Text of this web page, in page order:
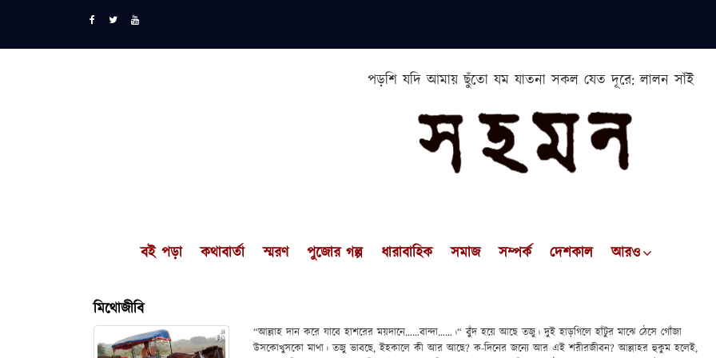
পড়শি যদি আমায় ছুঁতো যম যাতনা সকল যেত দূরে: লালন সাঁই
বই পড়া কথাবার্তা স্মরণ পুজোর গল্প ধারাবাহিক সমাজ সম্পর্ক দেশকাল আরও
মিথোজীবি
“আল্লাহ দান করে যাবে হাশরের ময়দানে……বান্দা……।“ বুঁদ হয়ে আছে তজু। দুই হাড়গিলে হাঁটুর মাঝে ঠেসে গোঁজা
উসকোখুসকো মাথা। তজু ভাবছে, ইহকালে কী আর আছে? ক-দিনের জন্যে আর এই শরীরজীবন? আল্লাহর হুকুম হলেই,